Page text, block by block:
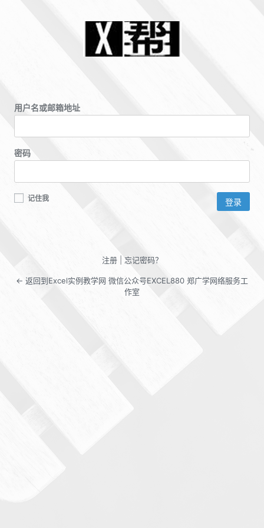
用户名或邮箱地址
密码
记住我
注册| 忘记密码？
← 返回到Excel实例教学网 微信公众号EXCEL880 郑广学网络服务工
作室